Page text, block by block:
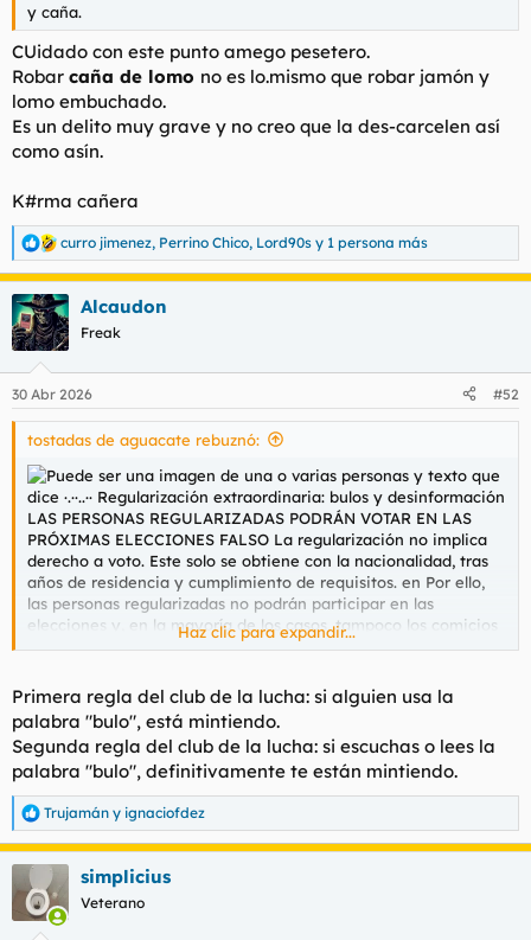
l
t
e
m
a
y caña.
CUidado con este punto amego pesetero.
Robar caña de lomo no es lo.mismo que robar jamón y
lomo embuchado.
Es un delito muy grave y no creo que la des-carcelen así
como asín.
K#rma cañera
R
e
a
c
c
i
e
s
curro jimenez, Perrino Chico, Lord90s y 1 persona más
Alcaudon
Freak
30 Abr 2026 #52
tostadas de aguacate rebuznó:
Haz clic para expandir...
Primera regla del club de la lucha: si alguien usa la
palabra "bulo", está mintiendo.
Segunda regla del club de la lucha: si escuchas o lees la
palabra "bulo", definitivamente te están mintiendo.
R
e
a
c
Trujamán y ignaciofdez
simplicius
Veterano